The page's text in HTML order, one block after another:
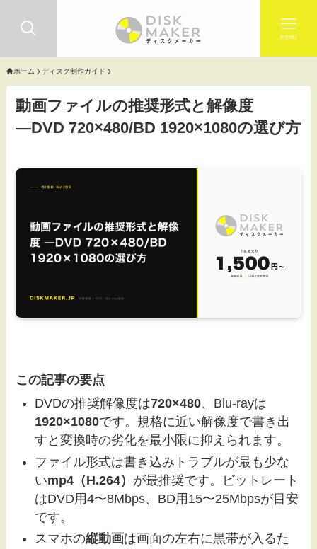
menu
ホーム ディスク制作ガイド
動画ファイルの推奨形式と解像度
―DVD 720×480/BD 1920×1080の選び方
この記事の要点
DVDの推奨解像度は720×480、Blu-rayは
1920×1080です。規格に近い解像度で書き出
すと変換時の劣化を最小限に抑えられます。
ファイル形式は書き込みトラブルが最も少な
いmp4（H.264） が最推奨です。ビットレート
はDVD用4〜8Mbps、BD用15〜25Mbpsが目安
です。
スマホの縦動画は画面の左右に黒帯が入るた